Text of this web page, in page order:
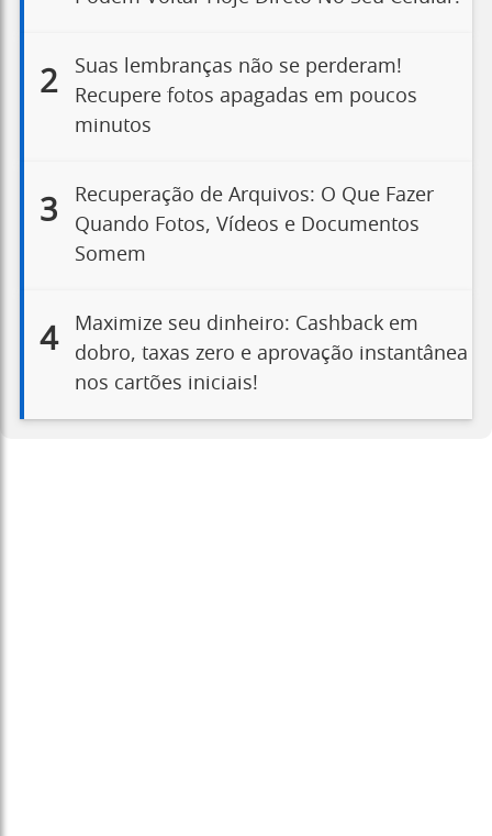
2
Suas lembranças não se perderam!
Recupere fotos apagadas em poucos
minutos
3
Recuperação de Arquivos: O Que Fazer
Quando Fotos, Vídeos e Documentos
Somem
4
Maximize seu dinheiro: Cashback em
dobro, taxas zero e aprovação instantânea
nos cartões iniciais!